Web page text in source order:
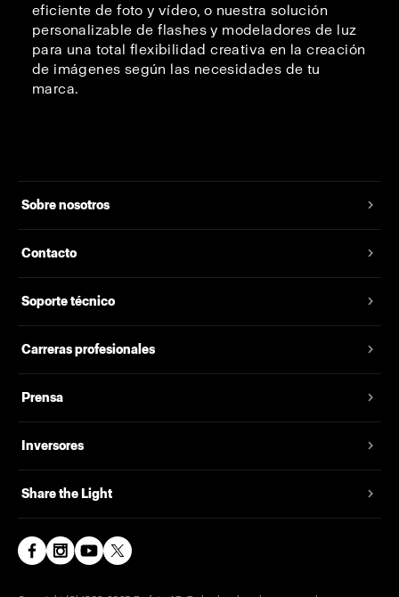
eficiente de foto y vídeo, o nuestra solución
personalizable de flashes y modeladores de luz
para una total flexibilidad creativa en la creación
de imágenes según las necesidades de tu
marca.
Sobre nosotros
Contacto
Soporte técnico
Carreras profesionales
Prensa
Inversores
Share the Light